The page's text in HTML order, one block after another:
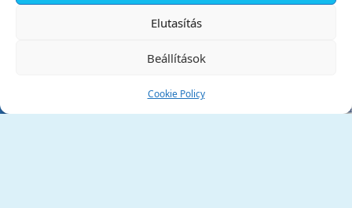
Elutasítás
Beállítások
Cookie Policy
Tata Város Önkormányzata
✕